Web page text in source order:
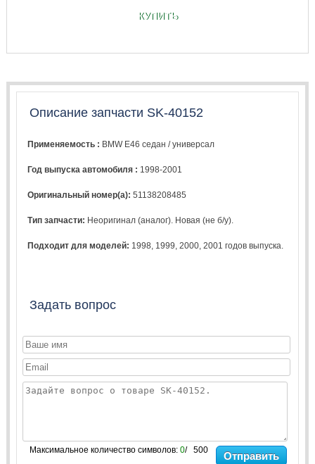
КУПИТЬ
Описание запчасти SK-40152
Применяемость : BMW E46 седан / универсал
Год выпуска автомобиля : 1998-2001
Оригинальный номер(а):51138208485
Тип запчасти: Неоригинал (аналог). Новая (не б/у).
Подходит для моделей: 1998 1999 ,2000 ,2001 годов выпуска.
Задать вопрос
Максимальное количество символов: 0/ 500 Отправить